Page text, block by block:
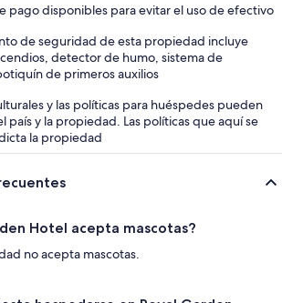
pago disponibles para evitar el uso de efectivo
de seguridad de esta propiedad incluye
detector de humo, sistema de
de primeros auxilios
y las políticas para huéspedes pueden
país y la propiedad. Las políticas que aquí se
la propiedad
Hotel acepta mascotas?
no acepta mascotas.